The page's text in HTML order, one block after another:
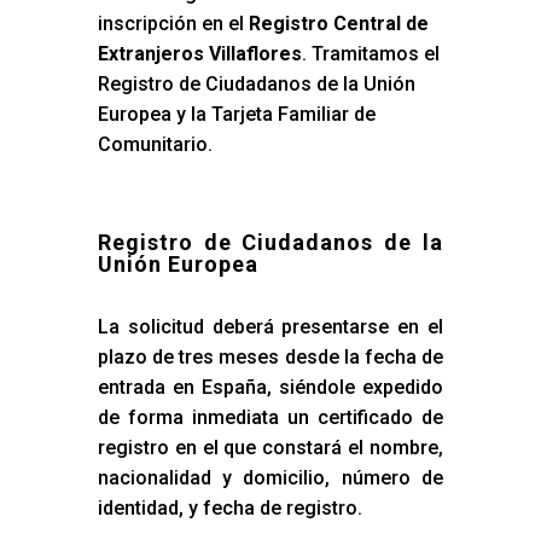
inscripción en el Registro Central de
Extranjeros Villaflores. Tramitamos el
Registro de Ciudadanos de la Unión
Europea y la Tarjeta Familiar de
Comunitario.
Registro de Ciudadanos de la
Unión Europea
La solicitud deberá presentarse en el
plazo de tres meses desde la fecha de
entrada en España, siéndole expedido
de forma inmediata un certificado de
registro en el que constará el nombre,
nacionalidad y domicilio, número de
identidad, y fecha de registro.